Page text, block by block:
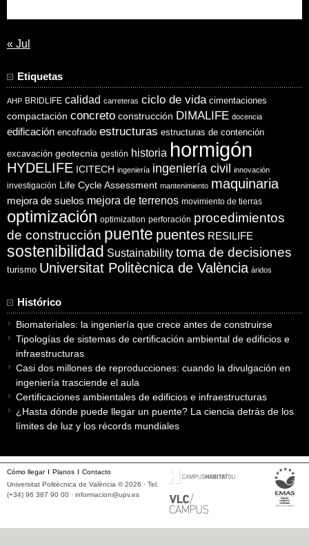
« Jul
Etiquetas
AHP BRIDLIFE calidad carreteras ciclo de vida cimentaciones
compactación concreto construcción DIMALIFE docencia
edificación encofrado estructuras estructuras de contención
excavación geotecnia gestión historia hormigón
HYDELIFE ICITECH ingeniería ingeniería civil innovación
investigación Life Cycle Assessment mantenimiento maquinaria
mejora de suelos mejora de terrenos movimiento de tierras
optimización optimization perforación procedimientos
de construcción puente puentes RESILIFE
sostenibilidad Sustainability toma de decisiones
turismo Universitat Politècnica de València áridos
Histórico
Biomateriales: la ingeniería que crece antes de construirse
Tipologías de sistemas de certificación ambiental de edificios e
infraestructuras
Casi dos millones de reproducciones: cuando la divulgación en
ingeniería trasciende el aula
Certificaciones ambientales de edificios e infraestructuras
¿Hasta dónde puede llegar un puente? La ciencia detrás de los
límites de luz y los récords mundiales
Cómo llegar Planos
Contacto
Universitat Politècnica de València © 2026 · Tel.
(+34) 96 387 90 00 · informacion@upv.es